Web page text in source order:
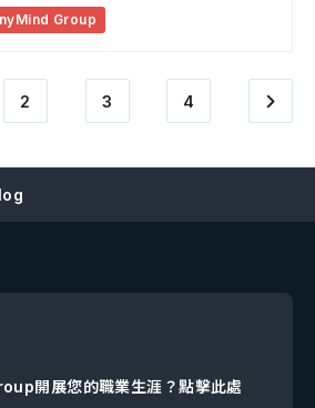
Group
2 3 4
開展您的職業生涯？點擊此處